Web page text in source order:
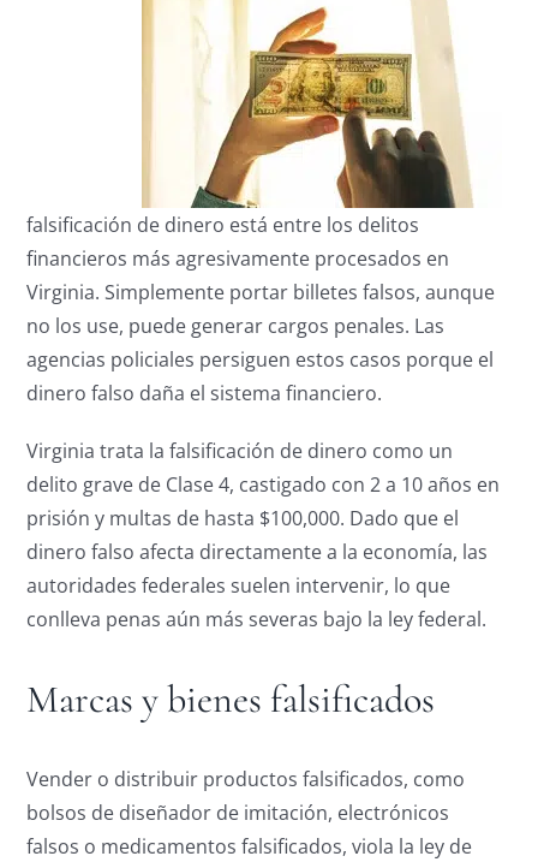
falsificación de dinero está entre los delitos
financieros más agresivamente procesados en
Virginia. Simplemente portar billetes falsos, aunque
no los use, puede generar cargos penales. Las
agencias policiales persiguen estos casos porque el
dinero falso daña el sistema financiero.
Virginia trata la falsificación de dinero como un
delito grave de Clase 4, castigado con 2 a 10 años en
prisión y multas de hasta $100,000. Dado que el
dinero falso afecta directamente a la economía, las
autoridades federales suelen intervenir, lo que
conlleva penas aún más severas bajo la ley federal.
Marcas y bienes falsificados
Vender o distribuir productos falsificados, como
bolsos de diseñador de imitación, electrónicos
falsos o medicamentos falsificados, viola la ley de